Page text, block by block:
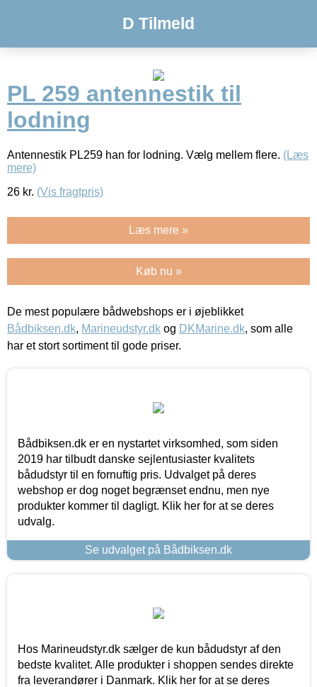
D Tilmeld
PL 259 antennestik til
lodning
Antennestik PL259 han for lodning. Vælg mellem flere. (Læs
mere)
26 kr. (Vis fragtpris)
Læs mere »
Køb nu »
De mest populære bådwebshops er i øjeblikket
Bådbiksen.dk, Marineudstyr.dk og DKMarine.dk, som alle
har et stort sortiment til gode priser.
Bådbiksen.dk er en nystartet virksomhed, som siden
2019 har tilbudt danske sejlentusiaster kvalitets
bådudstyr til en fornuftig pris. Udvalget på deres
webshop er dog noget begrænset endnu, men nye
produkter kommer til dagligt. Klik her for at se deres
udvalg.
Se udvalget på Bådbiksen.dk
Hos Marineudstyr.dk sælger de kun bådudstyr af den
bedste kvalitet. Alle produkter i shoppen sendes direkte
fra leverandører i Danmark. Klik her for at se deres